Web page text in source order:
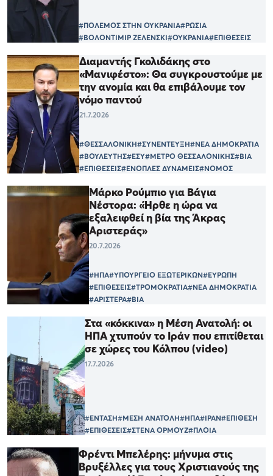
#ΠΟΛΕΜΟΣ ΣΤΗΝ ΟΥΚΡΑΝΙΑ#ΡΩΣΙΑ
#ΒΟΛΟΝΤΙΜΙΡ ΖΕΛΕΝΣΚΙ#ΟΥΚΡΑΝΙΑ#ΕΠΙΘΕΣΕΙΣ
Διαμαντής Γκολιδάκης στο
«Μανιφέστο»: Θα συγκρουστούμε με
την ανομία και θα επιβάλουμε τον
νόμο παντού
21.7.2026
#ΘΕΣΣΑΛΟΝΙΚΗ#ΣΥΝΕΝΤΕΥΞΗ#ΝΕΑ ΔΗΜΟΚΡΑΤΙΑ
#ΒΟΥΛΕΥΤΗΣ#ΕΣΥ#ΜΕΤΡΟ ΘΕΣΣΑΛΟΝΙΚΗΣ#ΒΙΑ
#ΕΠΙΘΕΣΕΙΣ#ΕΝΟΠΛΕΣ ΔΥΝΑΜΕΙΣ#ΝΟΜΟΣ
Μάρκο Ρούμπιο για Βάγια
Νέστορα: «Ήρθε η ώρα να
εξαλειφθεί η βία της Άκρας
Αριστεράς»
20.7.2026
#ΗΠΑ#ΥΠΟΥΡΓΕΙΟ ΕΞΩΤΕΡΙΚΩΝ#ΕΥΡΩΠΗ
#ΕΠΙΘΕΣΕΙΣ#ΤΡΟΜΟΚΡΑΤΙΑ#ΝΕΑ ΔΗΜΟΚΡΑΤΙΑ
#ΑΡΙΣΤΕΡΑ#ΒΙΑ
Στα «κόκκινα» η Μέση Ανατολή: οι
ΗΠΑ χτυπούν το Ιράν που επιτίθεται
σε χώρες του Κόλπου (video)
17.7.2026
#ΕΝΤΑΣΗ#ΜΕΣΗ ΑΝΑΤΟΛΗ#ΗΠΑ#ΙΡΑΝ#ΕΠΙΘΕΣΗ
#ΕΠΙΘΕΣΕΙΣ#ΣΤΕΝΑ ΟΡΜΟΥΖ#ΠΛΟΙΑ
Φρέντι Μπελέρης: μήνυμα στις
Βρυξέλλες για τους Χριστιανούς της